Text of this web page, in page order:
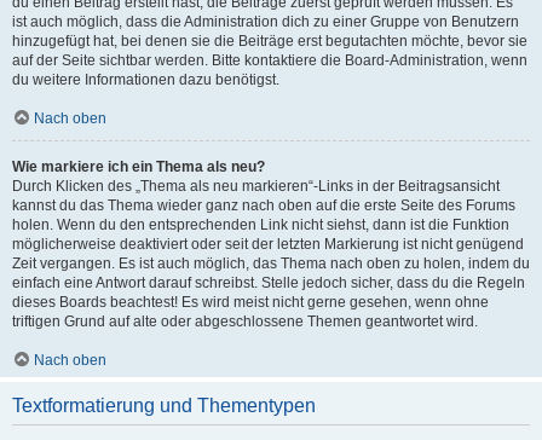
ist auch möglich, dass die Administration dich zu einer Gruppe von Benutzern
hinzugefügt hat, bei denen sie die Beiträge erst begutachten möchte, bevor sie
auf der Seite sichtbar werden. Bitte kontaktiere die Board-Administration, wenn
du weitere Informationen dazu benötigst.
Nach oben
Wie markiere ich ein Thema als neu?
Durch Klicken des „Thema als neu markieren“-Links in der Beitragsansicht
kannst du das Thema wieder ganz nach oben auf die erste Seite des Forums
holen. Wenn du den entsprechenden Link nicht siehst, dann ist die Funktion
möglicherweise deaktiviert oder seit der letzten Markierung ist nicht genügend
Zeit vergangen. Es ist auch möglich, das Thema nach oben zu holen, indem du
einfach eine Antwort darauf schreibst. Stelle jedoch sicher, dass du die Regeln
dieses Boards beachtest! Es wird meist nicht gerne gesehen, wenn ohne
triftigen Grund auf alte oder abgeschlossene Themen geantwortet wird.
Nach oben
Textformatierung und Thementypen